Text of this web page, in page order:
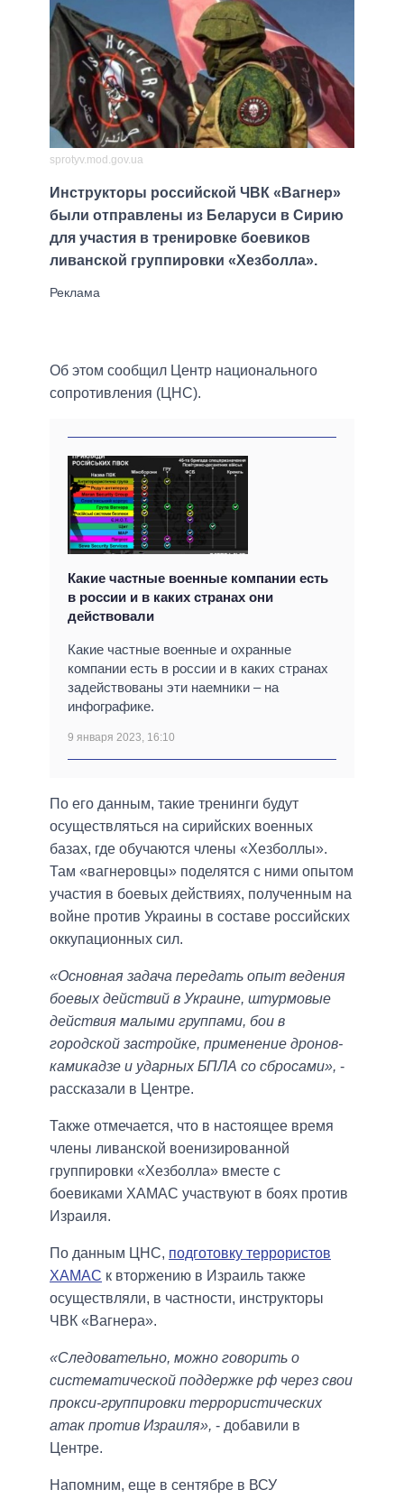
sprotyv.mod.gov.ua
Инструкторы российской ЧВК «Вагнер»
были отправлены из Беларуси в Сирию
для участия в тренировке боевиков
ливанской группировки «Хезболла».
Об этом сообщил Центр национального
сопротивления (ЦНС).
Какие частные военные компании есть
в россии и в каких странах они
действовали
Какие частные военные и охранные
компании есть в россии и в каких странах
задействованы эти наемники – на
инфографике.
9 января 2023, 16:10
По его данным, такие тренинги будут
осуществляться на сирийских военных
базах, где обучаются члены «Хезболлы».
Там «вагнеровцы» поделятся с ними опытом
участия в боевых действиях, полученным на
войне против Украины в составе российских
оккупационных сил.
«Основная задача передать опыт ведения
боевых действий в Украине, штурмовые
действия малыми группами, бои в
городской застройке, применение дронов-
камикадзе и ударных БПЛА со сбросами», -
рассказали в Центре.
Также отмечается, что в настоящее время
члены ливанской военизированной
группировки «Хезболла» вместе с
боевиками ХАМАС участвуют в боях против
Израиля.
По данным ЦНС, подготовку террористов
ХАМАС к вторжению в Израиль также
осуществляли, в частности, инструкторы
ЧВК «Вагнера».
«Следовательно, можно говорить о
систематической поддержке рф через свои
прокси-группировки террористических
атак против Израиля», - добавили в
Центре.
Напомним, еще в сентябре в ВСУ